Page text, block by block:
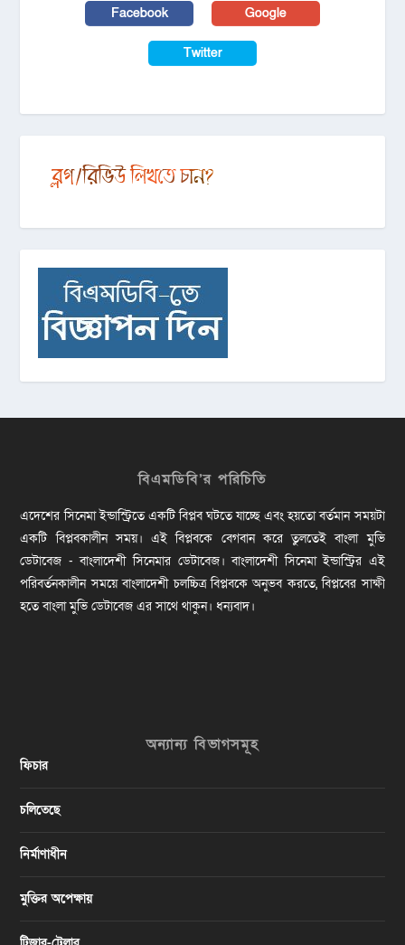
Facebook Google
Twitter
বিএমডিবি’র পরিচিতি
এদেশের সিনেমা ইন্ডাস্ট্রিতে একটি বিপ্লব ঘটতে যাচ্ছে এবং হয়তো বর্তমান সময়টা
একটি বিপ্লবকালীন সময়। এই বিপ্লবকে বেগবান করে তুলতেই বাংলা মুভি
ডেটাবেজ - বাংলাদেশী সিনেমার ডেটাবেজ। বাংলাদেশী সিনেমা ইন্ডাস্ট্রির এই
পরিবর্তনকালীন সময়ে বাংলাদেশী চলচ্চিত্র বিপ্লবকে অনুভব করতে, বিপ্লবের সাক্ষী
হতে বাংলা মুভি ডেটাবেজ এর সাথে থাকুন। ধন্যবাদ।
অন্যান্য বিভাগসমূহ
ফিচার
চলিতেছে
নির্মাণাধীন
মুক্তির অপেক্ষায়